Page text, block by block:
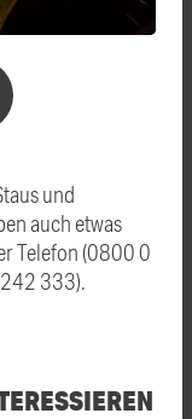
und
auch etwas
Telefon (0800 0
333).